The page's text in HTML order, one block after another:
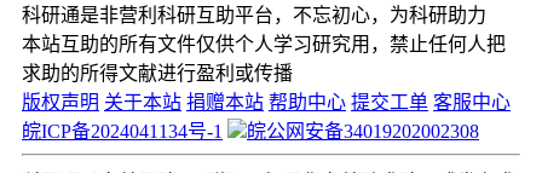
科研通是非营利科研互助平台，不忘初心，为科研助力
本站互助的所有文件仅供个人学习研究用，禁止任何人把
求助的所得文献进行盈利或传播
版权声明 关于本站 捐赠本站 帮助中心 提交工单 客服中心
皖ICP备2024041134号-1
皖公网安备34019202002308